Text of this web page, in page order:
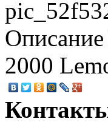
Описание
2000